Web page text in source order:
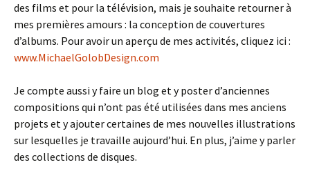
des films et pour la télévision, mais je souhaite retourner à
mes premières amours : la conception de couvertures
d’albums. Pour avoir un aperçu de mes activités, cliquez ici :
www.MichaelGolobDesign.com
Je compte aussi y faire un blog et y poster d’anciennes
compositions qui n’ont pas été utilisées dans mes anciens
projets et y ajouter certaines de mes nouvelles illustrations
sur lesquelles je travaille aujourd’hui. En plus, j’aime y parler
des collections de disques.